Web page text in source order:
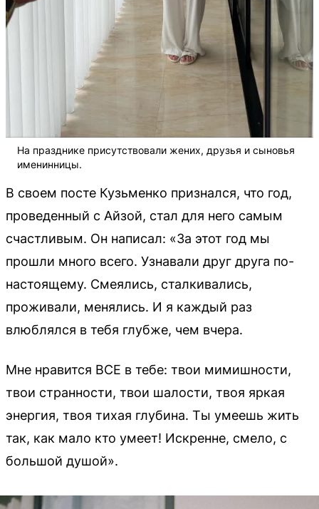
На празднике присутствовали жених, друзья и сыновья
именинницы.
В своем посте Кузьменко признался, что год,
проведенный с Айзой, стал для него самым
счастливым. Он написал: «За этот год мы
прошли много всего. Узнавали друг друга по-
настоящему. Смеялись, сталкивались,
проживали, менялись. И я каждый раз
влюблялся в тебя глубже, чем вчера.
Мне нравится ВСЕ в тебе: твои мимишности,
твои странности, твои шалости, твоя яркая
энергия, твоя тихая глубина. Ты умеешь жить
так, как мало кто умеет! Искренне, смело, с
большой душой».